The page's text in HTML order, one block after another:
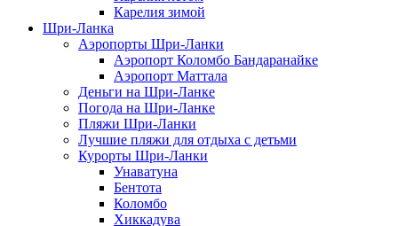
Карелия зимой
Шри-Ланка
Аэропорты Шри-Ланки
Аэропорт Коломбо Бандаранайке
Аэропорт Маттала
Деньги на Шри-Ланке
Погода на Шри-Ланке
Пляжи Шри-Ланки
Лучшие пляжи для отдыха с детьми
Курорты Шри-Ланки
Унаватуна
Бентота
Коломбо
Хиккадува